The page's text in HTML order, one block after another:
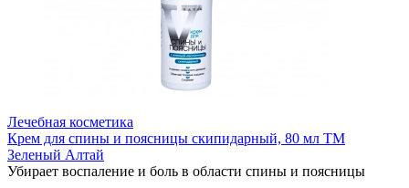
Лечебная косметика
Крем для спины и поясницы скипидарный, 80 мл ТМ
Зеленый Алтай
Убирает воспаление и боль в области спины и поясницы